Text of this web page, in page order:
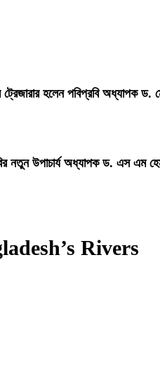
ট্রেজারার হলেন পবিপ্রবি অধ্যাপক ড.
নতুন উপাচার্য অধ্যাপক ড. এস এম
Rivers